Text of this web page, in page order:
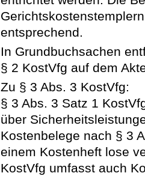
entsprechend.
In Grundbuchsachen
§ 2 KostVfg auf dem
Zu § 3 Abs. 3 KostVfg:
§ 3 Abs. 3 Satz 1
über
Kostenbelege nach § 3
einem Kostenheft lose
KostVfg umfasst auch